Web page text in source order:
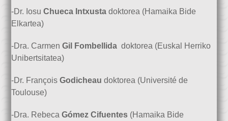
-Dr. IosuChueca Intxusta doktorea (Hamaika Bide
Elkartea)
-Dra. CarmenGil Fombellida doktorea (Euskal Herriko
Unibertsitatea)
-Dr. FrançoisGodicheau doktorea (Université de
Toulouse)
-Dra. RebecaGómez Cifuentes (Hamaika Bide